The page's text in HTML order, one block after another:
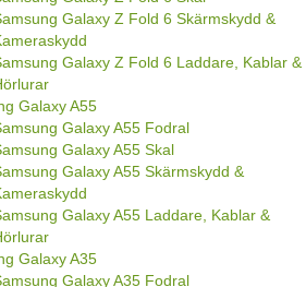
Galaxy Z Fold 6 Skärmskydd &
Galaxy Z Fold 6 Laddare, Kablar &
Galaxy A55
Galaxy A55 Fodral
Galaxy A55 Skal
Galaxy A55 Skärmskydd &
Galaxy A55 Laddare, Kablar &
Galaxy A35
Galaxy A35 Fodral